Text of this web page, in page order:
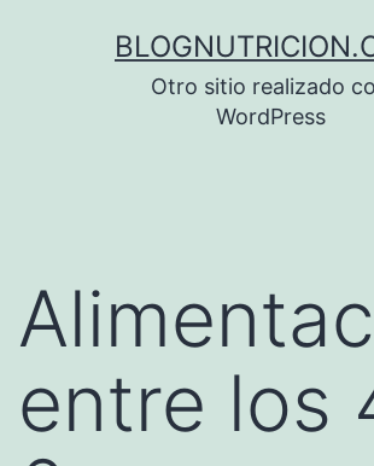
Otro sitio realizado
WordPress
entre los